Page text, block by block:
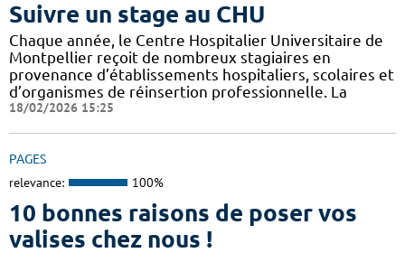
Suivre un stage au CHU
Chaque année, le Centre Hospitalier Universitaire de
Montpellier reçoit de nombreux stagiaires en
provenance d’établissements hospitaliers, scolaires et
d’organismes de réinsertion professionnelle. La
18/02/2026 15:25
PAGES
relevance: 100%
10 bonnes raisons de poser vos
valises chez nous !